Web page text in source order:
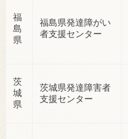
福
島
県
福島県発達障がい
者支援センター
茨
城
県
茨城県発達障害者
支援センター